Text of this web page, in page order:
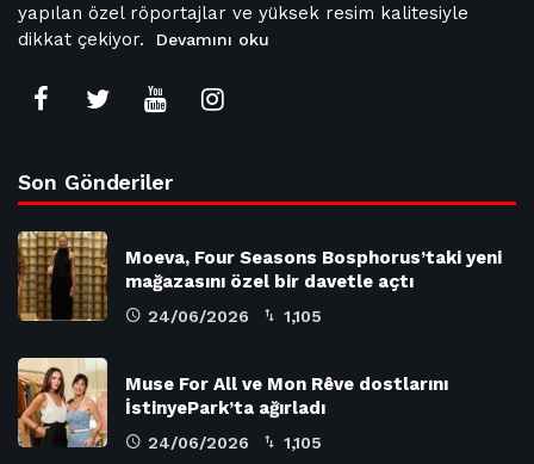
yapılan özel röportajlar ve yüksek resim kalitesiyle
dikkat çekiyor.
Devamını oku
Son Gönderiler
Moeva, Four Seasons Bosphorus’taki yeni
mağazasını özel bir davetle açtı
24/06/2026 1,105
Muse For All ve Mon Rêve dostlarını
İstinyePark’ta ağırladı
24/06/2026 1,105